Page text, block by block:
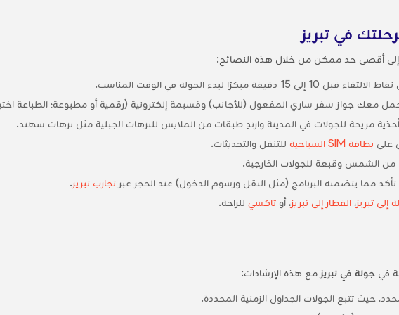
في تبريز
إلى أقصى حد ممكن من خلال هذه النصائح:
مبكرًا لبدء الجولة في الوقت المناسب.
معك جواز سفر ساري المفعول (للأجانب) وقسيمة إلكترونية (رقمية أو مطبوعة؛ الطباعة
أحذية مريحة للجولات في المدينة وارتدِ طبقات من الملابس للنزهات الجبلية مثل نزهات سهند.
على بطاقة SIM السياحية
للتنقل والتحديثات.
الشمس وقبعة للجولات الخارجية.
تأكد مما يتضمنه البرنامج (مثل النقل ورسوم الدخول) عند الحجز عبر تجارب تبريز.
إلى تبريز، القطار إلى تبريز، أو تاكسي للراحة.
في جولة في تبريز مع هذه الإرشادات:
حيث تتبع الجولات الجداول الزمنية المحددة.